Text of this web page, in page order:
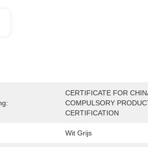
CERTIFICATE FOR
COMPULSORY
CERTIFICATION
Wit Grijs